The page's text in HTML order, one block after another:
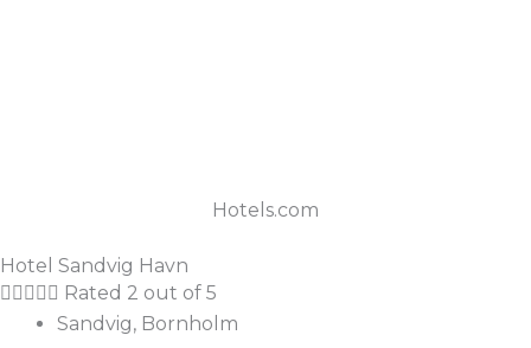
Hotels.com
Hotel Sandvig Havn
     Rated 2 out of 5
Sandvig, Bornholm